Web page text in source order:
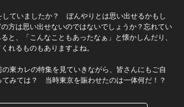
していましたか？ ぼんやりとは思い出せるかもし
方は思い出せないのではないでしょうか？忘れてい
と、「こんなこともあったなぁ」と懐かしんだり、
れるものもありますよね。
東カレの特集を見ていきながら、皆さんにもご自
みては？ 当時東京を賑わせたのは一体何だ！？